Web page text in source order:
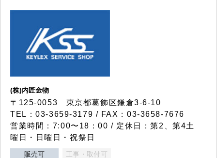
(株)内匠金物
〒125-0053 東京都葛飾区鎌倉3-6-10
TEL：03-3659-3179 / FAX：03-3658-7676
営業時間：7:00〜18：00 / 定休日：第2、第4土
曜日・日曜日・祝祭日
販売可 工事・取付可